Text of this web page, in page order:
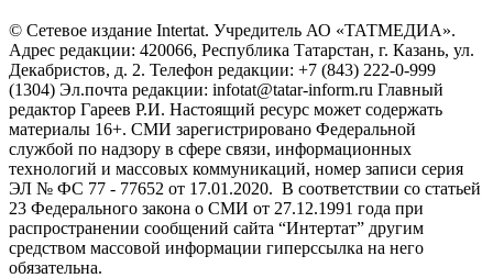
© Сетевое издание Intertat. Учредитель АО «ТАТМЕДИА».
Адрес редакции: 420066, Республика Татарстан, г. Казань, ул.
Декабристов, д. 2. Телефон редакции: +7 (843) 222-0-999
(1304) Эл.почта редакции: infotat@tatar-inform.ru Главный
редактор Гареев Р.И. Настоящий ресурс может содержать
материалы 16+. СМИ зарегистрировано Федеральной
службой по надзору в сфере связи, информационных
технологий и массовых коммуникаций, номер записи серия
ЭЛ № ФС 77 - 77652 от 17.01.2020. В соответствии со статьей
23 Федерального закона о СМИ от 27.12.1991 года при
распространении сообщений сайта “Интертат” другим
средством массовой информации гиперссылка на него
обязательна.